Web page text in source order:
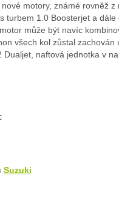
motory, známé rovněž z
turbem 1.0 Boosterjet a dále
může být navíc
všech kol zůstal zachován
Dualjet, naftová jednotka v
Suzuki